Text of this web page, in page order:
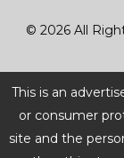
© 2026 All
This is an
or consumer
site and the